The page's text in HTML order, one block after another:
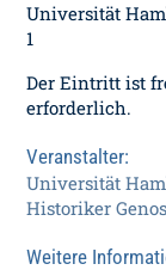
Universität
1
Der Eintritt ist
erforderlich.
Veranstalter:
Universität
Historiker
Weitere